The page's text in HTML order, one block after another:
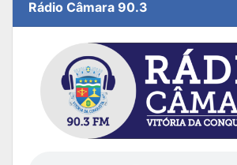
Rádio Câmara 90.3